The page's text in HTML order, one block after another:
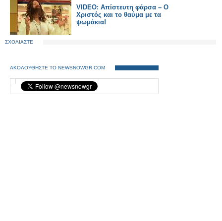
VIDEO: Απίστευτη φάρσα – Ο
Χριστός και το θαύμα με τα
ψωμάκια!
ΣΧΟΛΙΑΣΤΕ
ΑΚΟΛΟΥΘΗΣΤΕ ΤΟ NEWSNOWGR.COM